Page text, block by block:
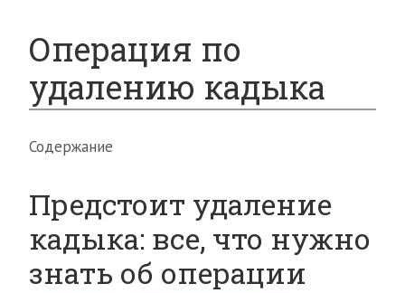
Операция по
удалению кадыка
Содержание
Предстоит удаление
кадыка: все, что нужно
знать об операции